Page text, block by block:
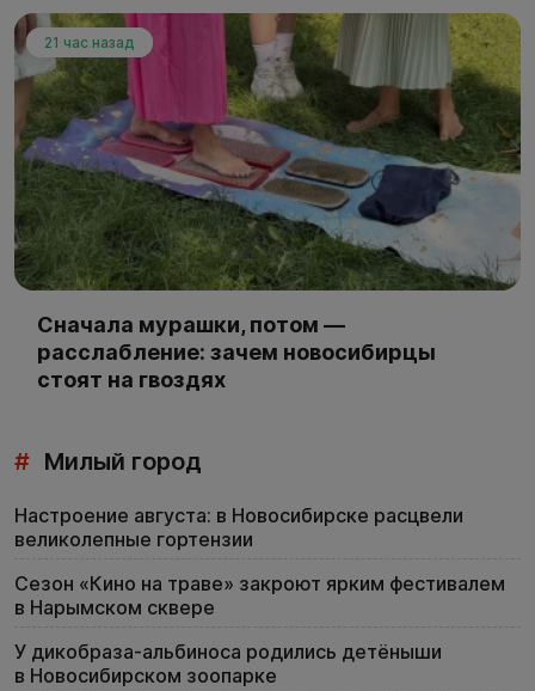
21 час назад
Сначала мурашки, потом —
расслабление: зачем новосибирцы
стоят на гвоздях
# Милый город
Настроение августа: в Новосибирске расцвели
великолепные гортензии
Сезон «Кино на траве» закроют ярким фестивалем
в Нарымском сквере
У дикобраза-альбиноса родились детёныши
в Новосибирском зоопарке